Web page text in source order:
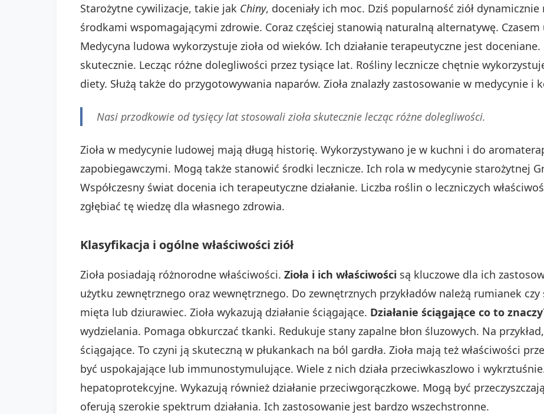
Starożytne cywilizacje, takie jak Chiny, doceniały ich moc. Dziś popularność ziół
środkami wspomagającymi zdrowie. Coraz częściej stanowią naturalną alternatywę. Czasem
Medycyna ludowa wykorzystuje zioła od wieków. Ich działanie terapeutyczne jest
skutecznie. Lecząc różne dolegliwości przez tysiące lat. Rośliny lecznicze chętnie
diety. Służą także do przygotowywania naparów. Zioła znalazły zastosowanie w medycynie i
Nasi przodkowie od tysięcy lat stosowali zioła skutecznie lecząc różne dolegliwości.
Zioła w medycynie ludowej mają długą historię. Wykorzystywano je w kuchni i do
zapobiegawczymi. Mogą także stanowić środki lecznicze. Ich rola w medycynie starożytnej
Współczesny świat docenia ich terapeutyczne działanie. Liczba roślin o leczniczych
zgłębiać tę wiedzę dla własnego zdrowia.
Klasyfikacja i ogólne właściwości ziół
Zioła posiadają różnorodne właściwości. Zioła i ich właściwości są kluczowe dla ich
użytku zewnętrznego oraz wewnętrznego. Do zewnętrznych przykładów należą rumianek
mięta lub dziurawiec. Zioła wykazują działanie ściągające. Działanie ściągające co to znaczy
wydzielania. Pomaga obkurczać tkanki. Redukuje stany zapalne błon śluzowych. Na
ściągające. To czyni ją skuteczną w płukankach na ból gardła. Zioła mają też właściwości
być uspokajające lub immunostymulujące. Wiele z nich działa przeciwkaszlowo i
hepatoprotekcyjne. Wykazują również działanie przeciwgorączkowe. Mogą być
oferują szerokie spektrum działania. Ich zastosowanie jest bardzo wszechstronne.